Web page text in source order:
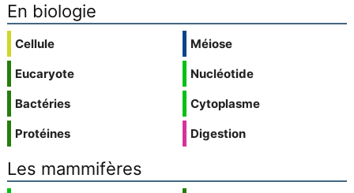
En biologie
Cellule
Eucaryote
Bactéries
Protéines
Méiose
Nucléotide
Cytoplasme
Digestion
Les mammifères